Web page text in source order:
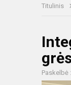
Titulinis
Paskelbė